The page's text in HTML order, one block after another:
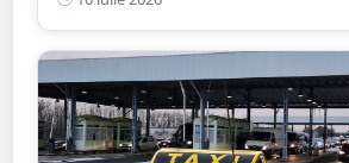
Mare